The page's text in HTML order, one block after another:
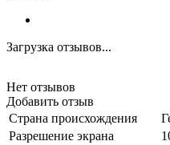
Загрузка отзывов...
Нет отзывов
Добавить отзыв
Страна происхождения
Разрешение экрана